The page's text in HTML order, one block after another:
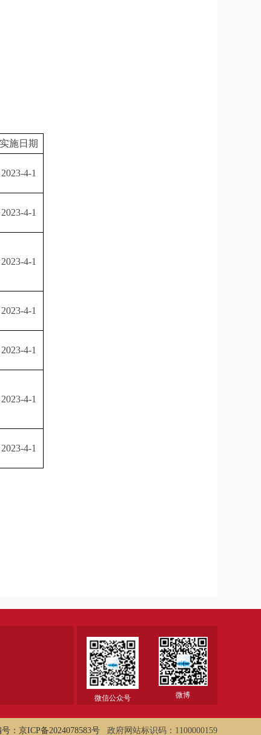
实施日期
2023-4-1
2023-4-1
2023-4-1
2023-4-1
2023-4-1
2023-4-1
2023-4-1
微信公众号 微博
：京ICP备2024078583号 政府网站标识码：1100000159